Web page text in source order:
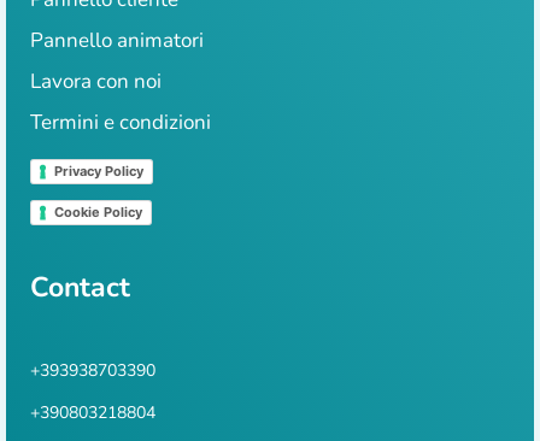
Pannello animatori
Lavora con noi
Termini e condizioni
Privacy Policy
Cookie Policy
Contact
+393938703390
+390803218804